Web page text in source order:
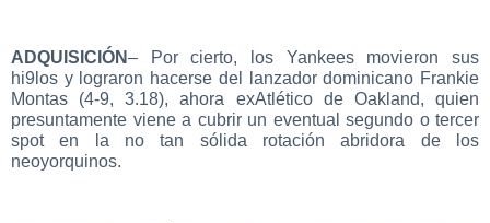
ADQUISICIÓN– Por cierto, los Yankees movieron sus
hi9los y lograron hacerse del lanzador dominicano Frankie
Montas (4-9, 3.18), ahora exAtlético de Oakland, quien
presuntamente viene a cubrir un eventual segundo o tercer
spot en la no tan sólida rotación abridora de los
neoyorquinos.